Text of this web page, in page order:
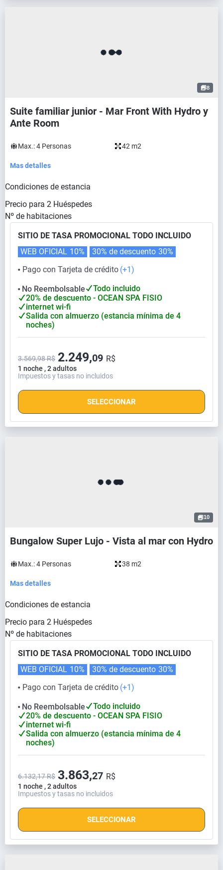
8
Suite familiar junior - Mar Front With Hydro y
Ante Room
Max.:4 Personas 42 m2
Mas detalles
Condiciones de estancia
Precio para 2 Huéspedes
Nº de habitaciones
SITIO DE TASA PROMOCIONAL TODO INCLUIDO
⬤ Pago con Tarjeta de crédito (+1)
WEB OFICIAL 10% 30% de descuento 30%
⬤ No Reembolsable
Todo incluido
20% de descuento - OCEAN SPA FISIO
internet wi-fi
Salida con almuerzo (estancia mínima de 4
noches)
1 noche , 2 adultos
3.569,98 R$ 2.249,09 R$
Impuestos y tasas no incluidos
SELECCIONAR
10
Bungalow Super Lujo - Vista al mar con Hydro
Max.:4 Personas 38 m2
Mas detalles
Condiciones de estancia
Precio para 2 Huéspedes
Nº de habitaciones
SITIO DE TASA PROMOCIONAL TODO INCLUIDO
⬤ Pago con Tarjeta de crédito (+1)
WEB OFICIAL 10% 30% de descuento 30%
⬤ No Reembolsable
Todo incluido
20% de descuento - OCEAN SPA FISIO
internet wi-fi
Salida con almuerzo (estancia mínima de 4
noches)
1 noche , 2 adultos
6.132,17 R$ 3.863,27 R$
Impuestos y tasas no incluidos
SELECCIONAR